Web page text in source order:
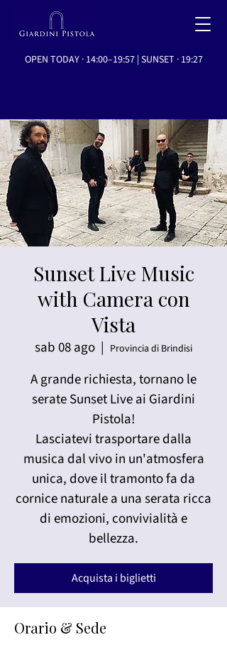
OPEN TODAY · 14:00–19:57 | SUNSET · 19:27
Sunset Live Music
with Camera con
Vista
sab 08 ago
  |
Provincia di Brindisi
A grande richiesta, tornano le
serate Sunset Live ai Giardini
Pistola!
Lasciatevi trasportare dalla
musica dal vivo in un'atmosfera
unica, dove il tramonto fa da
cornice naturale a una serata ricca
di emozioni, convivialità e
bellezza.
Acquista i biglietti
Orario & Sede